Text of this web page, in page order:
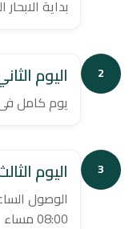
بداية الابحار
2 اليوم
يوم كامل فى
3 اليوم
08:00 مساء